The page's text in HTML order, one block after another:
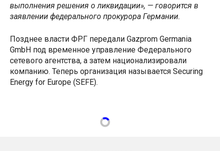
выполнения решения о ликвидации», — говорится в
заявлении федерального прокурора Германии.
Позднее власти ФРГ передали Gazprom Germania
GmbH под временное управление Федерального
сетевого агентства, а затем национализировали
компанию. Теперь организация называется Securing
Energy for Europe (SEFE).